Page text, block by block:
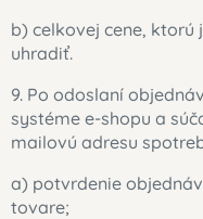
b) celkovej cene,
uhradiť.
9. Po odoslaní
systéme e-shopu a
mailovú adresu
a) potvrdenie
tovare;